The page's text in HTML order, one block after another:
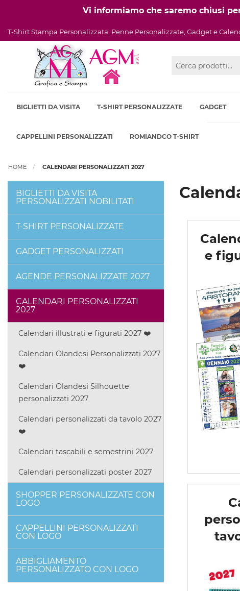
Vi informiamo che saremo chiusi
T-Shirt Stampa Personalizzata, Penne Personalizzate, Gadget e
BIGLIETTI DA VISITA T-SHIRT PERSONALIZZATE GADGET
CAPPELLINI PERSONALIZZATI ROMIANDCO T-SHIRT
HOME CALENDARI PERSONALIZZATI 2027
BIGLIETTI DA VISITA
PERSONALIZZATI NOBILITATI
T-SHIRT PERSONALIZZATE
GADGET PERSONALIZZATI
AGENDE PERSONALIZZATE 2027
CALENDARI PERSONALIZZATI
2027
Calendari illustrati e figurati 2027 ❤️
Calendari Olandesi Personalizzati 2027
❤️
Calendari Olandesi Silhouette
personalizzati 2027
Calendari personalizzati da tavolo 2027
❤️
Calendari tascabili e semestrini 2027
Calendari personalizzati poster 2027
SHOPPER PERSONALIZZATE CON
LOGO
CAPPELLINI PERSONALIZZATI
CON LOGO
ABBIGLIAMENTO
PERSONALIZZATO CON LOGO
e